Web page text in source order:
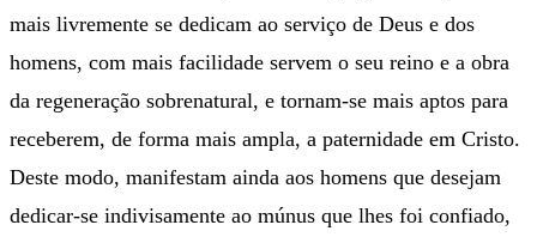
mais livremente se dedicam ao serviço de Deus e dos
homens, com mais facilidade servem o seu reino e a obra
da regeneração sobrenatural, e tornam-se mais aptos para
receberem, de forma mais ampla, a paternidade em Cristo.
Deste modo, manifestam ainda aos homens que desejam
dedicar-se indivisamente ao múnus que lhes foi confiado,